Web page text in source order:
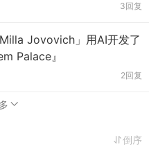
3回复
Jovovich」用AI开发了
Palace』
2回复
倒序